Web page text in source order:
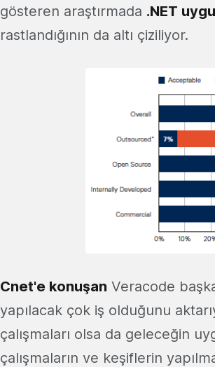
gösteren araştırmada .NET
rastlandığının da altı çiziliyor.
Cnet'e konuşan Veracode
yapılacak çok iş olduğunu
çalışmaları olsa da geleceğin
çalışmaların ve keşiflerin